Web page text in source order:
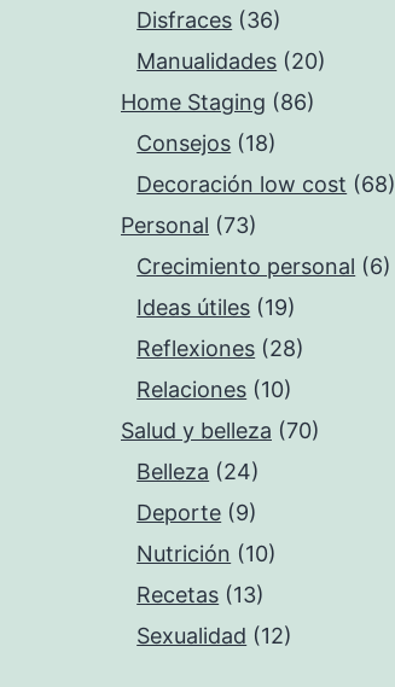
Disfraces (36)
Manualidades (20)
Home Staging (86)
Consejos (18)
Decoración low cost (68)
Personal (73)
Crecimiento personal (6)
Ideas útiles (19)
Reflexiones (28)
Relaciones (10)
Salud y belleza (70)
Belleza (24)
Deporte (9)
Nutrición (10)
Recetas (13)
Sexualidad (12)